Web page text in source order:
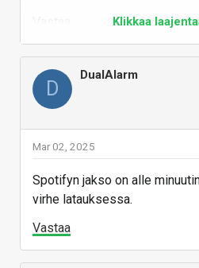
Klikkaa
D
DualAlarm
Mar 02, 2025
Spotifyn jakso on alle
virhe latauksessa.
Vastaa